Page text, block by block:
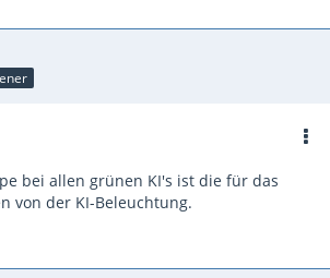
bei allen grünen KI's ist die für das
von der KI-Beleuchtung.